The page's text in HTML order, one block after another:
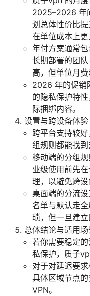
2025–2026 年
划总体性价比
在单位成本上更
年付方案通常
长期部署的团
高，但单位月费
2026 年的促销
的隐私保护特
际捆绑内容。
设置与跨设备体验
跨平台支持较
组规则都能找到
移动端的分组
业级使用前先
理，以避免跨设
桌面端的分流
名单与默认走
琐，但一旦建立
总体结论与适用场
若你需要稳定
私保护，质子
对于对延迟要
具体区域节点
VPN。